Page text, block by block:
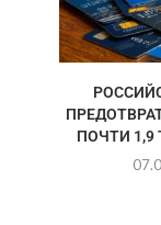
ПОЧТИ 1,9